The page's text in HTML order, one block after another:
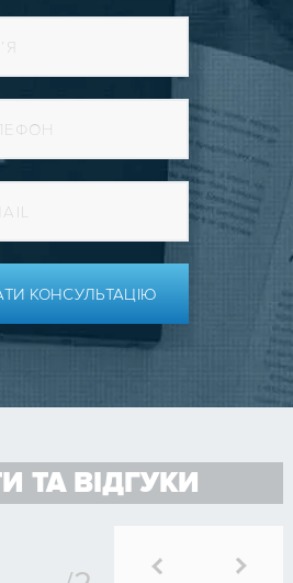
КОНСУЛЬТАЦІЮ
ТА ВІДГУКИ